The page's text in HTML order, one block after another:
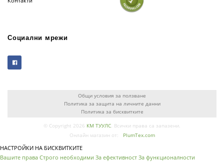
Социални мрежи
Общи условия за ползване
Политика за защита на личните данни
Политика за бисквитките
© Copyright 2026 КМ ТУУЛС. Всички права са запазени.
Онлайн магазин от:
PlumTex.com
НАСТРОЙКИ НА БИСКВИТКИТЕ
Вашите права Строго необходими За ефективност За функционалности